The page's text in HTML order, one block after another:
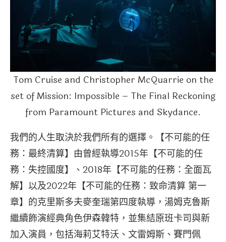
Tom Cruise and Christopher McQuarrie on the
set of Mission: Impossible – The Final Reckoning
from Paramount Pictures and Skydance.
我們的人生取決於我們所有的選擇。【不可能的任
務：最終清算】由曾經執導2015年【不可能的任
務：失控國度】、2018年【不可能的任務：全面瓦
解】以及2022年【不可能的任務：致命清算 第一
章】的克里斯多夫麥奎瑞第四度執導，湯姆克魯斯
繼續飾演經典角色伊森韓特，並集結原班卡司與新
加入演員，包括海莉艾特沃、文雷姆斯、賽門佩